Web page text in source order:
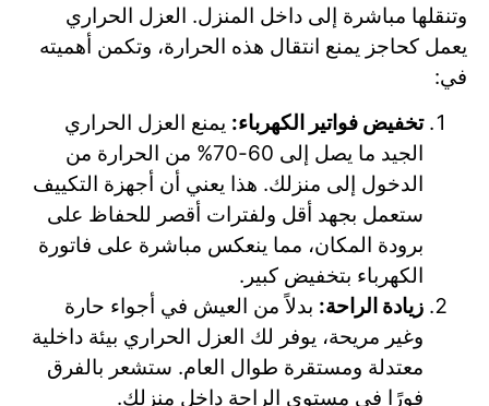
وتنقلها مباشرة إلى داخل المنزل. العزل الحراري
يعمل كحاجز يمنع انتقال هذه الحرارة، وتكمن أهميته
في:
تخفيض فواتير الكهرباء: يمنع العزل الحراري
الجيد ما يصل إلى 60-70% من الحرارة من
الدخول إلى منزلك. هذا يعني أن أجهزة التكييف
ستعمل بجهد أقل ولفترات أقصر للحفاظ على
برودة المكان، مما ينعكس مباشرة على فاتورة
الكهرباء بتخفيض كبير.
زيادة الراحة: بدلاً من العيش في أجواء حارة
وغير مريحة، يوفر لك العزل الحراري بيئة داخلية
معتدلة ومستقرة طوال العام. ستشعر بالفرق
فورًا في مستوى الراحة داخل منزلك.